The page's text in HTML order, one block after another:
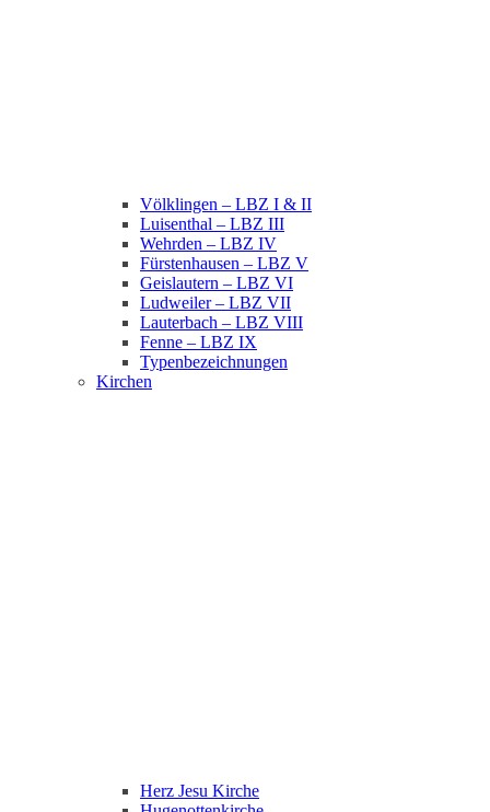
Völklingen – LBZ I & II
Luisenthal – LBZ III
Wehrden – LBZ IV
Fürstenhausen – LBZ V
Geislautern – LBZ VI
Ludweiler – LBZ VII
Lauterbach – LBZ VIII
Fenne – LBZ IX
Typenbezeichnungen
Kirchen
Herz Jesu Kirche